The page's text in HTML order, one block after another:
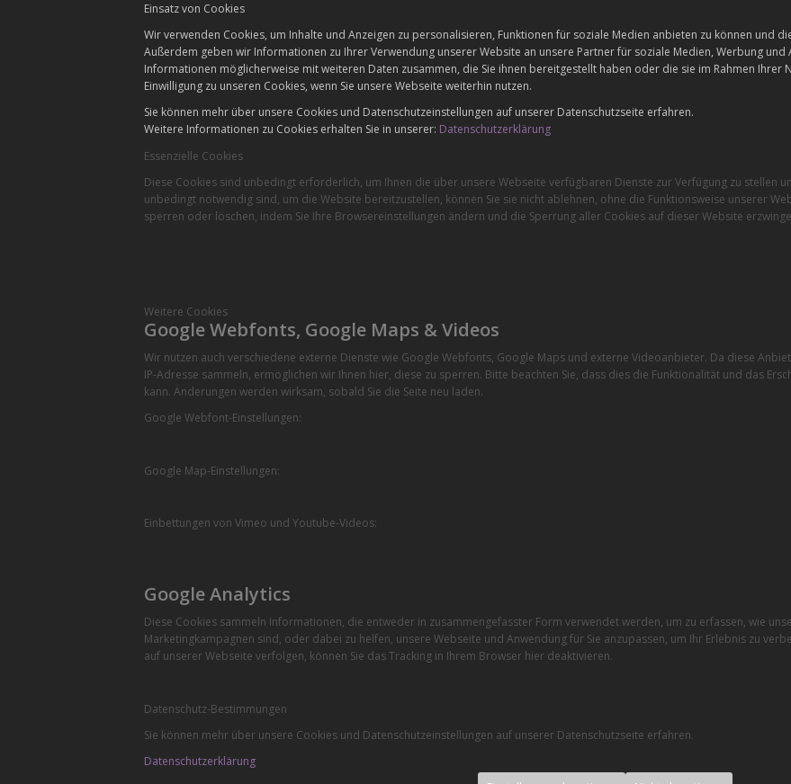
Einsatz von Cookies
Wir verwenden Cookies, um Inhalte und Anzeigen zu personalisieren, Funktionen für soziale Medien anbieten zu können und
Außerdem geben wir Informationen zu Ihrer Verwendung unserer Website an unsere Partner für soziale Medien, Werbung
Informationen möglicherweise mit weiteren Daten zusammen, die Sie ihnen bereitgestellt haben oder die sie im Rahmen Ihrer
Einwilligung zu unseren Cookies, wenn Sie unsere Webseite weiterhin nutzen.
Sie können mehr über unsere Cookies und Datenschutzeinstellungen auf unserer Datenschutzseite erfahren.
Weitere Informationen zu Cookies erhalten Sie in unserer: Datenschutzerklärung
Essenzielle Cookies
Diese Cookies sind unbedingt erforderlich, um Ihnen die über unsere Webseite verfügbaren Dienste zur Verfügung zu stellen
unbedingt notwendig sind, um die Website bereitzustellen, können Sie sie nicht ablehnen, ohne die Funktionsweise unserer
sperren oder löschen, indem Sie Ihre Browsereinstellungen ändern und die Sperrung aller Cookies auf dieser Website
Weitere Cookies
Google Webfonts, Google Maps & Videos
Wir nutzen auch verschiedene externe Dienste wie Google Webfonts, Google Maps und externe Videoanbieter. Da diese
IP-Adresse sammeln, ermöglichen wir Ihnen hier, diese zu sperren. Bitte beachten Sie, dass dies die Funktionalität und das
kann. Änderungen werden wirksam, sobald Sie die Seite neu laden.
Google Webfont-Einstellungen:
Google Map-Einstellungen:
Einbettungen von Vimeo und Youtube-Videos:
Google Analytics
Diese Cookies sammeln Informationen, die entweder in zusammengefasster Form verwendet werden, um zu erfassen, wie
Marketingkampagnen sind, oder dabei zu helfen, unsere Webseite und Anwendung für Sie anzupassen, um Ihr Erlebnis zu
auf unserer Webseite verfolgen, können Sie das Tracking in Ihrem Browser hier deaktivieren.
Datenschutz-Bestimmungen
Sie können mehr über unsere Cookies und Datenschutzeinstellungen auf unserer Datenschutzseite erfahren.
Datenschutzerklärung